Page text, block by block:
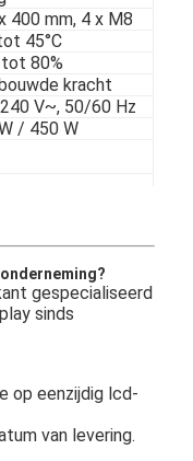
400 mm, 4 x M8
45°C
tot 80%
kracht
V~, 50/60 Hz
/ 450 W
vloerstand,
batterij),
Technische
gespecialiseerd
sinds
op eenzijdig lcd-
van levering.